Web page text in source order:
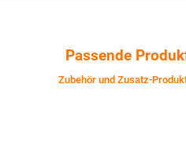
Passende
Zubehör und Zusatz-